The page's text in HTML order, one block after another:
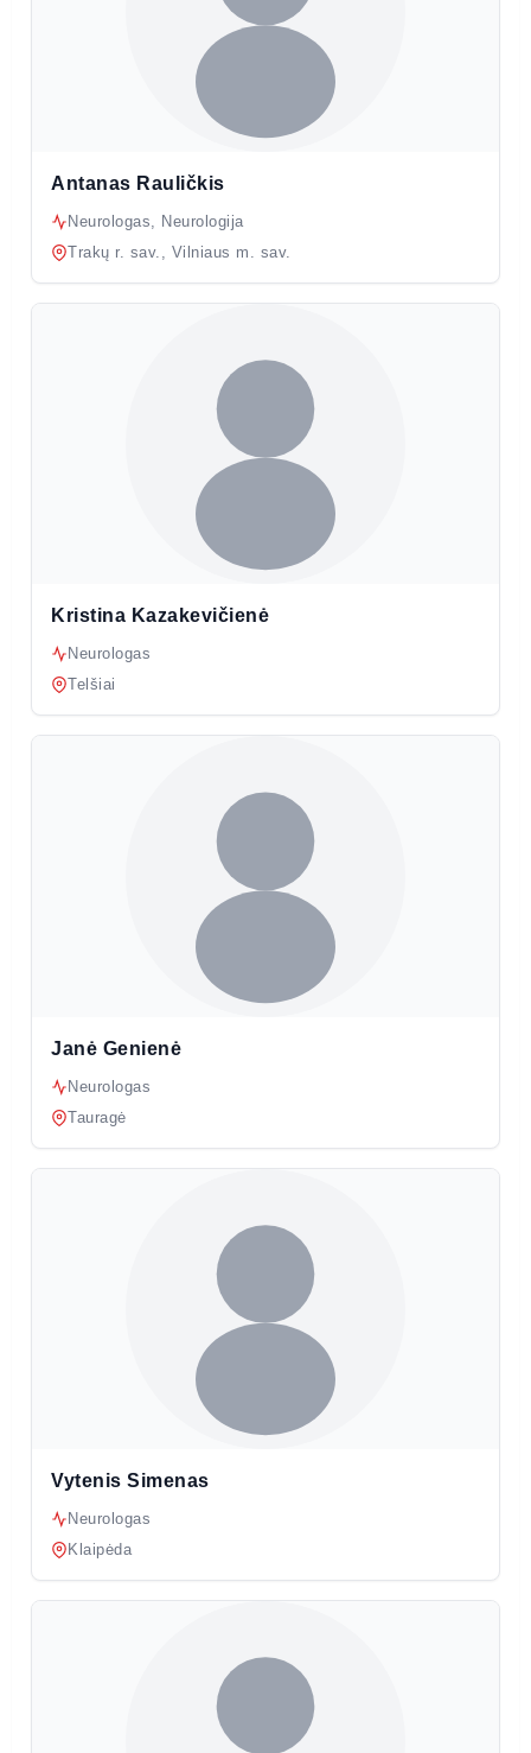
Antanas Rauličkis
Neurologas, Neurologija
Trakų r. sav., Vilniaus m. sav.
Kristina Kazakevičienė
Neurologas
Telšiai
Janė Genienė
Neurologas
Tauragė
Vytenis Simenas
Neurologas
Klaipėda